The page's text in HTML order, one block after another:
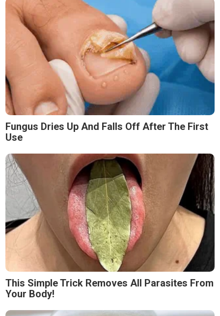
Fungus Dries Up And Falls Off After The First
Use
This Simple Trick Removes All Parasites From
Your Body!